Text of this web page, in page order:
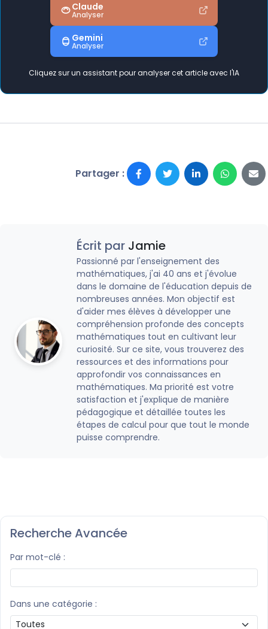
Claude
Analyser
Gemini
Analyser
Cliquez sur un assistant pour analyser cet article avec l'IA
Partager :
Écrit par Jamie
Passionné par l'enseignement des
mathématiques, j'ai 40 ans et j'évolue
dans le domaine de l'éducation depuis de
nombreuses années. Mon objectif est
d'aider mes élèves à développer une
compréhension profonde des concepts
mathématiques tout en cultivant leur
curiosité. Sur ce site, vous trouverez des
ressources et des informations pour
approfondir vos connaissances en
mathématiques. Ma priorité est votre
satisfaction et j'explique de manière
pédagogique et détaillée toutes les
étapes de calcul pour que tout le monde
puisse comprendre.
Recherche Avancée
Par mot-clé :
Dans une catégorie :